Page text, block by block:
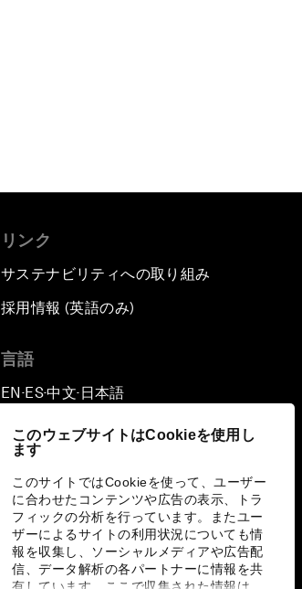
このウェブサイトはCookieを使用し
ます
このサイトではCookieを使って、ユーザー
に合わせたコンテンツや広告の表示、トラ
フィックの分析を行っています。またユー
ザーによるサイトの利用状況についても情
報を収集し、ソーシャルメディアや広告配
信、データ解析の各パートナーに情報を共
リンク
サステナビリティへの取り組み
採用情報 (英語のみ)
言語
EN ▪ ES▪中文▪ 日本語